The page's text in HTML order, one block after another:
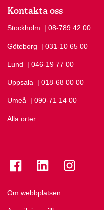
Kontakta oss
Stockholm Ring Stockholm på
| 08-789 42 00
Göteborg Ring Göteborg på
| 031-10 65 00
Lund Ring Lund på
| 046-19 77 00
Uppsala Ring Uppsala på
| 018-68 00 00
Umeå Ring Umeå på
| 090-71 14 00
Alla orter
Om webbplatsen
Se folkuniversitetet på
Se